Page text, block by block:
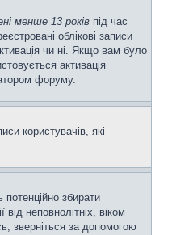
менше 13 років під час
облікові записи
чи ні. Якщо вам було
активація
форуму.
користувачів, які
збирати
неповнолітніх, віком
зверніться за допомогою